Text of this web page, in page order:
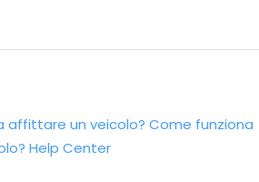
affittare un veicolo? Come funziona
Help Center